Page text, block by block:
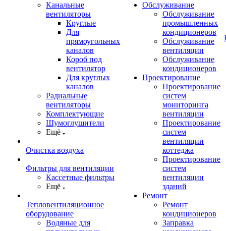
Канальные
вентиляторы
Круглые
Для
прямоугольных
каналов
Короб под
вентилятор
Для круглых
каналов
Радиальные
вентиляторы
Комплектующие
Шумоглушители
Ещё
Очистка воздуха
Фильтры для вентиляции
Кассетные фильтры
Ещё
Тепловентиляционное
оборудование
Водяные для
Обслуживание
Обслуживание
промышленных
кондиционеров
Обслуживание
вентиляции
Обслуживание
кондиционеров
Проектирование
Проектирование
систем
мониторинга
вентиляции
Проектирование
систем
вентиляции
коттеджа
Проектирование
систем
вентиляции
зданий
Ремонт
Ремонт
кондиционеров
Заправка